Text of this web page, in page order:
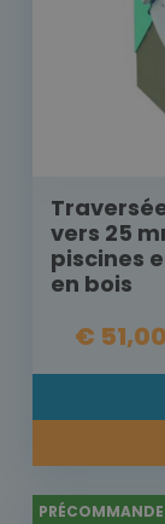
vers 25
piscines
en bois
€ 51,00
PRÉCOMMANDE